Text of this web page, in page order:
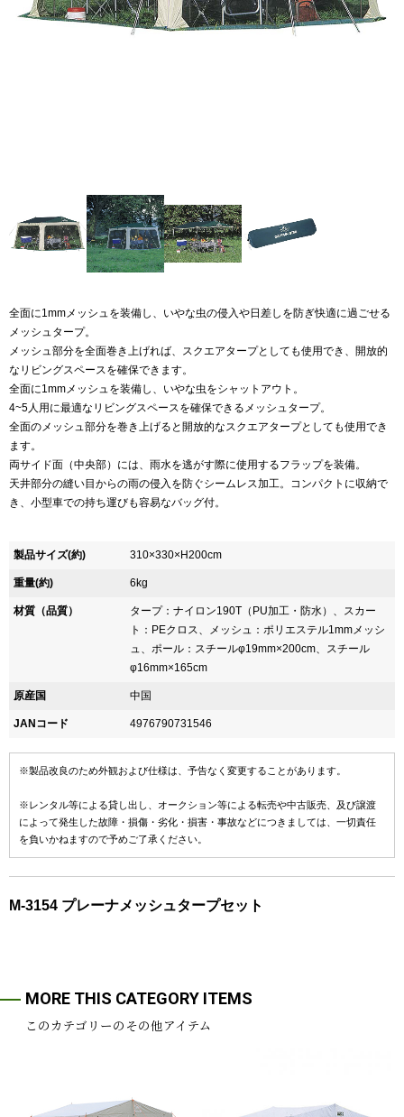
全面に1mmメッシュを装備し、いやな虫の侵入や日差しを防ぎ快適に過ごせる
メッシュタープ。
メッシュ部分を全面巻き上げれば、スクエアタープとしても使用でき、開放的
なリビングスペースを確保できます。
全面に1mmメッシュを装備し、いやな虫をシャットアウト。
4~5人用に最適なリビングスペースを確保できるメッシュタープ。
全面のメッシュ部分を巻き上げると開放的なスクエアタープとしても使用でき
ます。
両サイド面（中央部）には、雨水を逃がす際に使用するフラップを装備。
天井部分の縫い目からの雨の侵入を防ぐシームレス加工。コンパクトに収納で
き、小型車での持ち運びも容易なバッグ付。
製品サイズ(約) 310×330×H200cm
重量(約) 6kg
材質（品質）
タープ：ナイロン190T（PU加工・防水）、スカー
ト：PEクロス、メッシュ：ポリエステル1mmメッシ
ュ、ポール：スチールφ19mm×200cm、スチール
φ16mm×165cm
原産国 中国
JANコード 4976790731546
※製品改良のため外観および仕様は、予告なく変更することがあります。
※レンタル等による貸し出し、オークション等による転売や中古販売、及び譲渡
によって発生した故障・損傷・劣化・損害・事故などにつきましては、一切責任
を負いかねますので予めご了承ください。
M-3154 プレーナメッシュタープセット
MORE THIS CATEGORY ITEMS
このカテゴリーのその他アイテム